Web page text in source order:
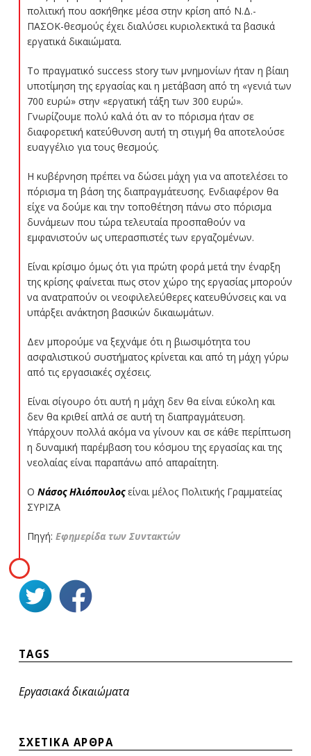
πολιτική που ασκήθηκε μέσα στην κρίση από Ν.Δ.-
ΠΑΣΟΚ-θεσμούς έχει διαλύσει κυριολεκτικά τα βασικά
εργατικά δικαιώματα.
Το πραγματικό success story των μνημονίων ήταν η βίαιη
υποτίμηση της εργασίας και η μετάβαση από τη «γενιά των
700 ευρώ» στην «εργατική τάξη των 300 ευρώ».
Γνωρίζουμε πολύ καλά ότι αν το πόρισμα ήταν σε
διαφορετική κατεύθυνση αυτή τη στιγμή θα αποτελούσε
ευαγγέλιο για τους θεσμούς.
Η κυβέρνηση πρέπει να δώσει μάχη για να αποτελέσει το
πόρισμα τη βάση της διαπραγμάτευσης. Ενδιαφέρον θα
είχε να δούμε και την τοποθέτηση πάνω στο πόρισμα
δυνάμεων που τώρα τελευταία προσπαθούν να
εμφανιστούν ως υπερασπιστές των εργαζομένων.
Είναι κρίσιμο όμως ότι για πρώτη φορά μετά την έναρξη
της κρίσης φαίνεται πως στον χώρο της εργασίας μπορούν
να ανατραπούν οι νεοφιλελεύθερες κατευθύνσεις και να
υπάρξει ανάκτηση βασικών δικαιωμάτων.
Δεν μπορούμε να ξεχνάμε ότι η βιωσιμότητα του
ασφαλιστικού συστήματος κρίνεται και από τη μάχη γύρω
από τις εργασιακές σχέσεις.
Είναι σίγουρο ότι αυτή η μάχη δεν θα είναι εύκολη και
δεν θα κριθεί απλά σε αυτή τη διαπραγμάτευση.
Υπάρχουν πολλά ακόμα να γίνουν και σε κάθε περίπτωση
η δυναμική παρέμβαση του κόσμου της εργασίας και της
νεολαίας είναι παραπάνω από απαραίτητη.
Ο Νάσος Ηλιόπουλοςείναι μέλος Πολιτικής Γραμματείας
ΣΥΡΙΖΑ
Πηγή: Εφημερίδα των Συντακτών
TAGS
Εργασιακά δικαιώματα
ΣΧΕΤΙΚΑ ΑΡΘΡΑ